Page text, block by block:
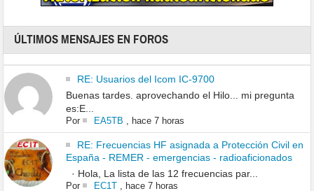
ÚLTIMOS MENSAJES EN FOROS
RE: Usuarios del Icom IC-9700
Buenas tardes. aprovechando el Hilo... mi pregunta
es:E...
Por EA5TB hace 7 horas
RE: Frecuencias HF asignada a Protección Civil en
España - REMER - emergencias - radioaficionados
· Hola, La lista de las 12 frecuencias par...
Por EC1T, hace 7 horas